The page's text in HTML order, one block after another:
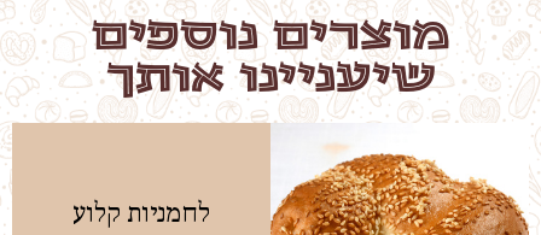
מוצרים נוספים
שיעניינו אותך
לחמניות קלוע